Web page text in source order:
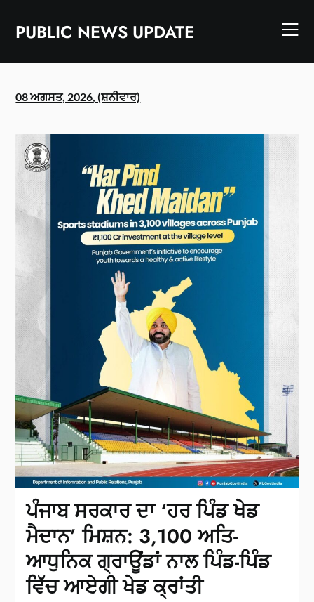
contentPUBLIC NEWS UPDATE
08 ਅਗਸਤ, 2026, (ਸ਼ਨੀਵਾਰ)
ਪੰਜਾਬ ਸਰਕਾਰ ਦਾ ‘ਹਰ ਪਿੰਡ ਖੇਡ
ਮੈਦਾਨ’ ਮਿਸ਼ਨ: 3,100 ਅਤਿ-
ਆਧੁਨਿਕ ਗ੍ਰਾਊਂਡਾਂ ਨਾਲ ਪਿੰਡ-ਪਿੰਡ
ਵਿੱਚ ਆਏਗੀ ਖੇਡ ਕ੍ਰਾਂਤੀ